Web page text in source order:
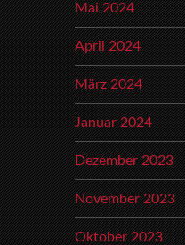
Mai 2024
April 2024
März 2024
Januar 2024
Dezember 2023
November 2023
Oktober 2023